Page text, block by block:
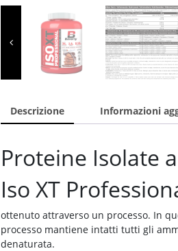
Descrizione Informazioni
Proteine Isolate
Iso XT
ottenuto attraverso un processo. In
processo mantiene intatti tutti gli
denaturata.